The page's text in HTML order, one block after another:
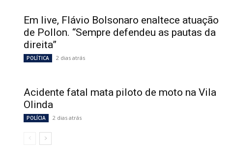
Em live, Flávio Bolsonaro enaltece atuação
de Pollon. “Sempre defendeu as pautas da
direita”
POLÍTICA 2 dias atrás
Acidente fatal mata piloto de moto na Vila
Olinda
POLÍCIA 2 dias atrás